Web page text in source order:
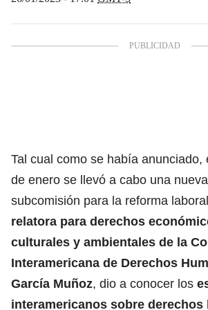
Tal cual como se había anunciado,
de enero se llevó a cabo una
subcomisión para la reforma
relatora para derechos
culturales y ambientales de la
Interamericana de Derechos
García Muñoz, dio a conocer los
interamericanos sobre derechos